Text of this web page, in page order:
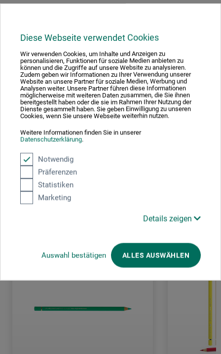
Diese Webseite verwendet Cookies
Wir verwenden Cookies, um Inhalte und Anzeigen zu
personalisieren, Funktionen für soziale Medien anbieten zu
können und die Zugriffe auf unsere Website zu analysieren.
Zudem geben wir Informationen zu Ihrer Verwendung unserer
Website an unsere Partner für soziale Medien, Werbung und
Analysen weiter. Unsere Partner führen diese Informationen
möglicherweise mit weiteren Daten zusammen, die Sie ihnen
bereitgestellt haben oder die sie im Rahmen Ihrer Nutzung der
Dienste gesammelt haben. Sie geben Einwilligung zu unseren
Cookies, wenn Sie unsere Webseite weiterhin nutzen.
Weitere Informationen finden Sie in unserer
Datenschutzerklärung.
Notwendig
Präferenzen
Statistiken
Marketing
Details zeigen
Auswahl bestätigen ALLES AUSWÄHLEN
Hersteller-Kontakt
Hier finden Sie die Kontaktdaten des Herstellers zu
diesem Produkt.
boesner GmbH distribution + logistics
Liegnitzer Str. 17
58454 Witten
DE
info.dl@boesner.com
Kunden kauften auch